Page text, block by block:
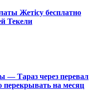
Жетісу бесплатно
Текели
— Тараз через перевал
перекрывать на месяц